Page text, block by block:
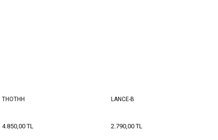
THOTHH
4.850,00 TL
LANCE-B
2.790,00 TL